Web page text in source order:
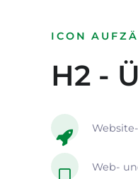
ICON
H2 -
Web-